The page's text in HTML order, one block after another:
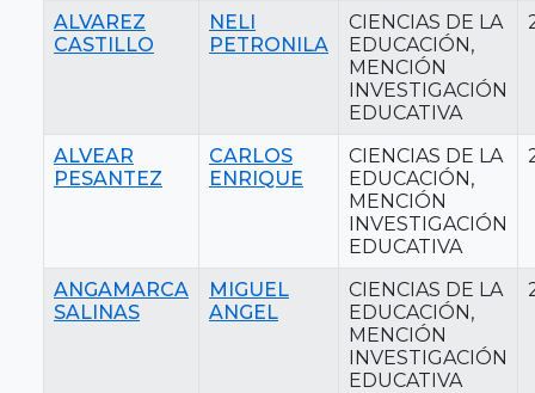
ALVAREZ
CASTILLO
NELI
PETRONILA
CIENCIAS DE LA
EDUCACIÓN,
MENCIÓN
INVESTIGACIÓN
EDUCATIVA
ALVEAR
PESANTEZ
CARLOS
ENRIQUE
CIENCIAS DE LA
EDUCACIÓN,
MENCIÓN
INVESTIGACIÓN
EDUCATIVA
ANGAMARCA
SALINAS
MIGUEL
ANGEL
CIENCIAS DE LA
EDUCACIÓN,
MENCIÓN
INVESTIGACIÓN
EDUCATIVA